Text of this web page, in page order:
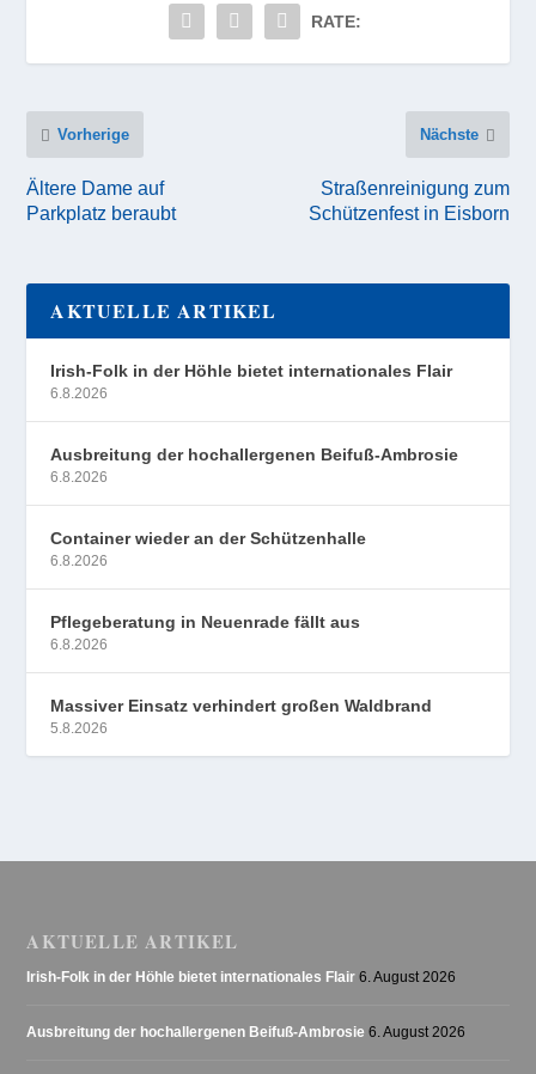
RATE:
Vorherige
Ältere Dame auf
Parkplatz beraubt
Nächste
Straßenreinigung zum
Schützenfest in Eisborn
AKTUELLE ARTIKEL
Irish-Folk in der Höhle bietet internationales Flair
6.8.2026
Ausbreitung der hochallergenen Beifuß-Ambrosie
6.8.2026
Container wieder an der Schützenhalle
6.8.2026
Pflegeberatung in Neuenrade fällt aus
6.8.2026
Massiver Einsatz verhindert großen Waldbrand
5.8.2026
AKTUELLE ARTIKEL
Irish-Folk in der Höhle bietet internationales Flair 6. August 2026
Ausbreitung der hochallergenen Beifuß-Ambrosie 6. August 2026